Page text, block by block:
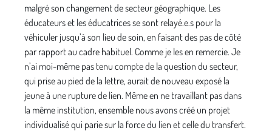
malgré son changement de secteur géographique. Les
éducateurs et les éducatrices se sont relayé.e.s pour la
véhiculer jusqu’à son lieu de soin, en faisant des pas de côté
par rapport au cadre habituel. Comme je les en remercie. Je
n’ai moi-même pas tenu compte de la question du secteur,
qui prise au pied de la lettre, aurait de nouveau exposé la
jeune à une rupture de lien. Même en ne travaillant pas dans
la même institution, ensemble nous avons créé un projet
individualisé qui parie sur la force du lien et celle du transfert.